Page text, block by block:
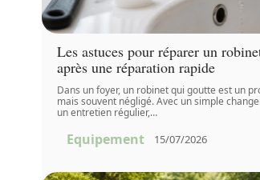
Les astuces pour réparer un
après une réparation rapide
Dans un foyer, un robinet qui goutte est un
mais souvent négligé. Avec un simple
un entretien régulier,…
Equipement 15/07/2026